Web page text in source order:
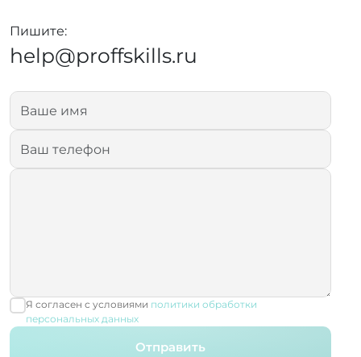
Пишите:
help@proffskills.ru
Я согласен с условиями политики обработки
персональных данных
Отправить